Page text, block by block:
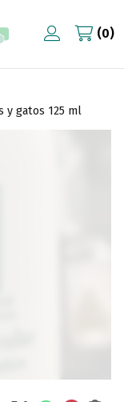
0
y gatos 125 ml